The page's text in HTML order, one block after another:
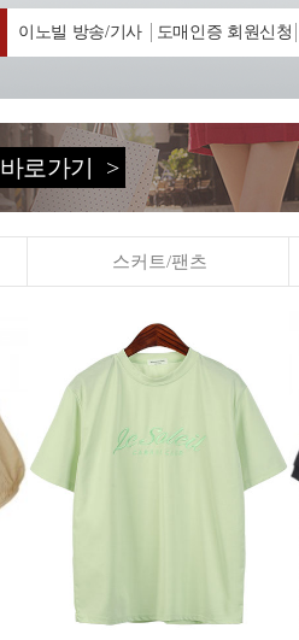
이노빌 방송/기사 도매인증 회원신청
바로가기 >
스커트/팬츠